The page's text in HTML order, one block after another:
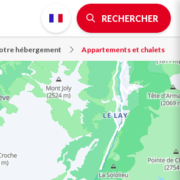
RECHERCHER
hébergement Appartements et chalets